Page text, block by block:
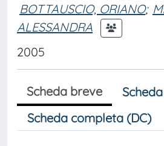
BOTTAUSCIO, ORIANO;
ALESSANDRA
2005
Scheda breve
Scheda completa (DC)